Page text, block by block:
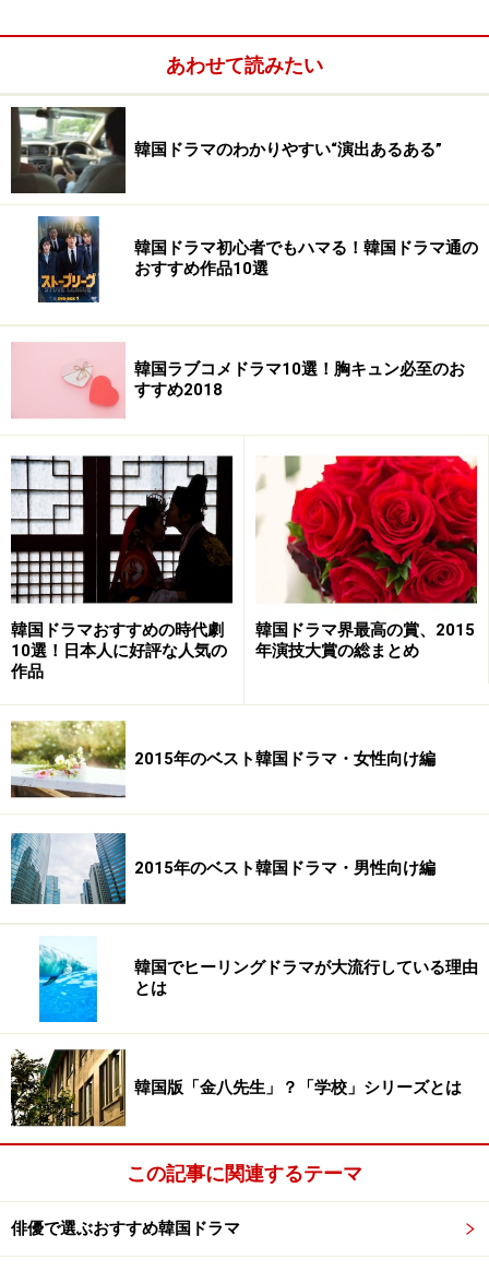
のでは？
すでにご覧になった方が多いと思いますが、ぜひノーカ
ット版でサンヒョクの良さを再認識してみてください。
※記事内容は執筆時点のものです。最新の内容をご確認くださ
い。
あわせて読みたい
韓国ドラマのわかりやすい“演出あるある”
韓国ドラマ初心者でもハマる！韓国ドラマ通の
おすすめ作品10選
韓国ラブコメドラマ10選！胸キュン必至のお
すすめ2018
韓国ドラマおすすめの時代劇
10選！日本人に好評な人気の
作品
韓国ドラマ界最高の賞、2015
年演技大賞の総まとめ
2015年のベスト韓国ドラマ・女性向け編
2015年のベスト韓国ドラマ・男性向け編
韓国でヒーリングドラマが大流行している理由
とは
韓国版「金八先生」？「学校」シリーズとは
この記事に関連するテーマ
俳優で選ぶおすすめ韓国ドラマ